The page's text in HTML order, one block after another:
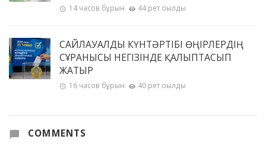
14 часов бұрын 44 рет оқылды
САЙЛАУАЛДЫ КҮНТӘРТІБІ ӨҢІРЛЕРДІҢ
СҰРАНЫСЫ НЕГІЗІНДЕ ҚАЛЫПТАСЫП
ЖАТЫР
16 часов бұрын 40 рет оқылды
COMMENTS